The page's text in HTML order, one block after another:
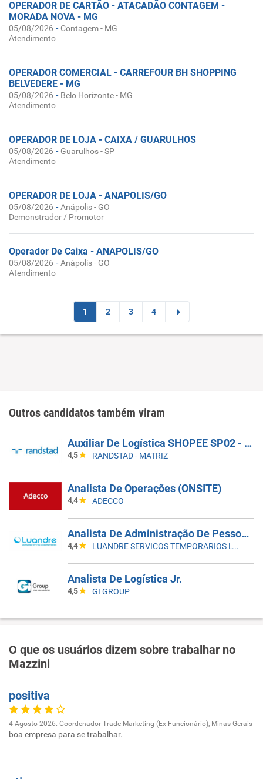
OPERADOR DE CARTÃO - ATACADÃO CONTAGEM -
MORADA NOVA - MG
05/08/2026 - Contagem - MG
Atendimento
OPERADOR COMERCIAL - CARREFOUR BH SHOPPING
BELVEDERE - MG
05/08/2026 - Belo Horizonte - MG
Atendimento
OPERADOR DE LOJA - CAIXA / GUARULHOS
05/08/2026 - Guarulhos - SP
Atendimento
OPERADOR DE LOJA - ANAPOLIS/GO
05/08/2026 -Anápolis - GO
Demonstrador / Promotor
Operador De Caixa - ANAPOLIS/GO
05/08/2026 -Anápolis - GO
Atendimento
1 2 3 4
Outros candidatos também viram
Auxiliar De Logística SHOPEE SP02 - Cajamar, Carapicuíba, Santana De Parnaíba, Caieiras, E Cotia.
4,5 RANDSTAD - MATRIZ
Analista De Operações (ONSITE)
4,4 ADECCO
Analista De Administração De Pessoal Jr - Guarulhos-SP
4,4 LUANDRE SERVICOS TEMPORARIOS LTDA. (C-I)
Analista De Logística Jr.
4,5 GI GROUP
O que os usuários dizem sobre trabalhar no
Mazzini
positiva
4 Agosto 2026. Coordenador Trade Marketing (Ex-Funcionário), Minas Gerais
boa empresa para se trabalhar.